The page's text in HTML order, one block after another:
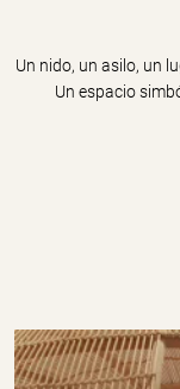
Un nido, un asilo, un
Un espacio